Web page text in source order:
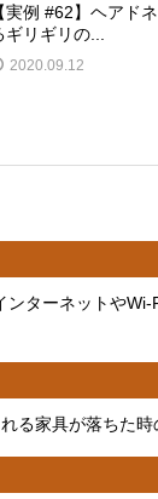
実例 #62】ヘアド
ギリギリの...
2020.09.12
ンターネットや
る家具が落ちた時